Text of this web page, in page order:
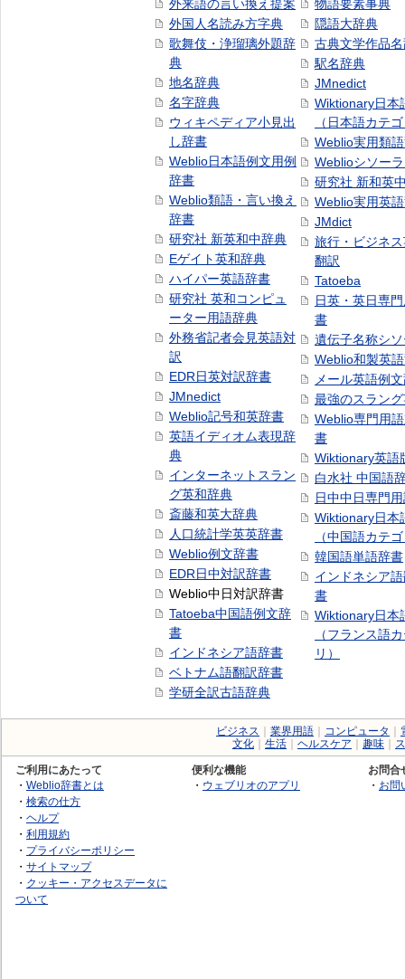
外来語の言い換え提案
外国人名読み方字典
歌舞伎・浄瑠璃外題辞
典
地名辞典
名字辞典
ウィキペディア小見出
し辞書
Weblio日本語例文用例
辞書
Weblio類語・言い換え
辞書
研究社 新英和中辞典
Eゲイト英和辞典
ハイパー英語辞書
研究社 英和コンピュ
ーター用語辞典
外務省記者会見英語対
訳
EDR日英対訳辞書
JMnedict
Weblio記号和英辞書
英語イディオム表現辞
典
インターネットスラン
グ英和辞典
斎藤和英大辞典
人口統計学英英辞書
Weblio例文辞書
EDR日中対訳辞書
Weblio中日対訳辞書
Tatoeba中国語例文辞
書
インドネシア語辞書
ベトナム語翻訳辞書
学研全訳古語辞典
物語要素事典
隠語大辞典
古典文学作品
駅名辞典
JMnedict
Wiktionary日本
（日本語カテ
Weblio実用類
Weblioシソー
研究社 新和英
Weblio実用英
JMdict
旅行・ビジネ
翻訳
Tatoeba
日英・英日専
書
遺伝子名称シ
Weblio和製英
メール英語例
最強のスラン
Weblio専門用
書
Wiktionary英語
白水社 中国語
日中中日専門
Wiktionary日本
（中国語カテ
韓国語単語辞書
インドネシア
書
Wiktionary日本
（フランス語
リ）
ビジネス 業界用語 コンピュータ
文化
生活 ヘルスケア 趣味
ご利用にあたって
・ Weblio辞書とは
・ 検索の仕方
・ ヘルプ
・ 利用規約
・ プライバシーポリシー
・ サイトマップ
・ クッキー・アクセスデータに
ついて
便利な機能
・ ウェブリオのアプリ
お問合
・ お問